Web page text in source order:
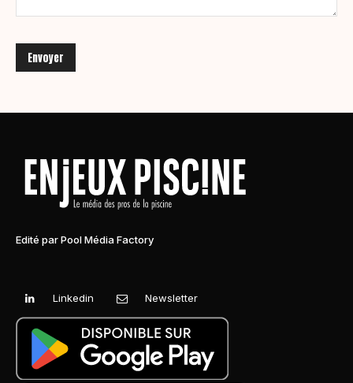
Edité par Pool Média Factory
Linkedin Newsletter